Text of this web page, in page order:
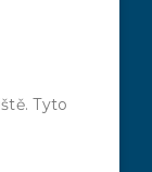
Tyto